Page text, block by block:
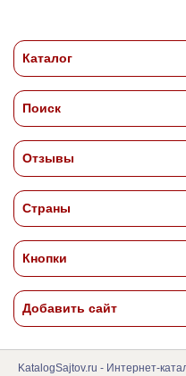
Каталог
Поиск
Отзывы
Страны
Кнопки
Добавить сайт
KatalogSajtov.ru - Интернет-